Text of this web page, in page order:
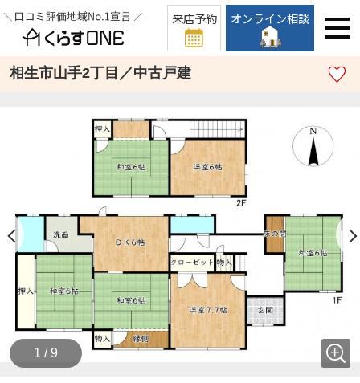
来店予約 オンライン相談
相生市山手2丁目／中古戸建
1 / 9